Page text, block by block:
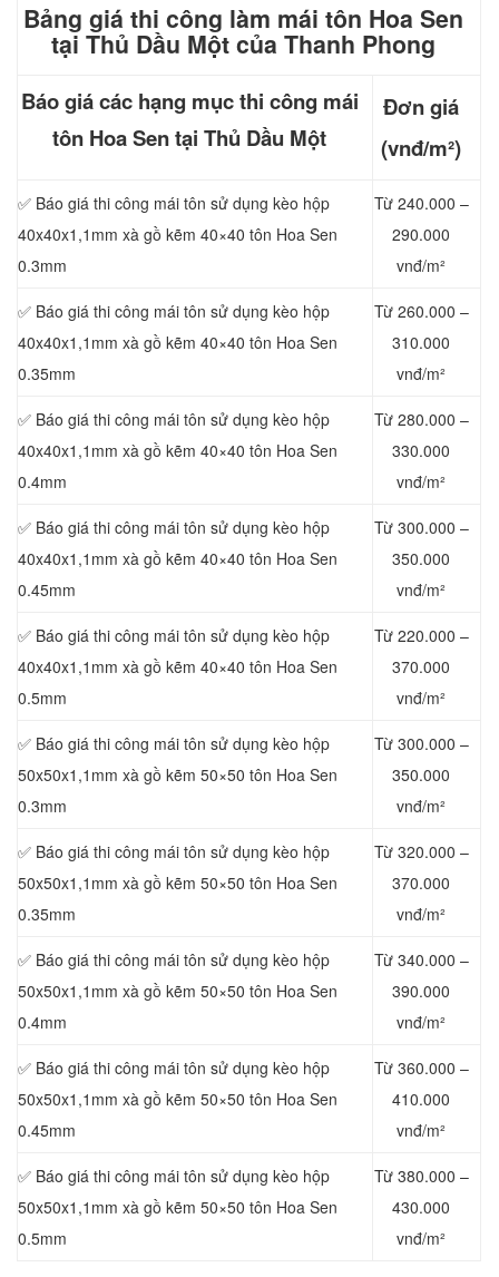
Bảng giá thi công làm mái tôn Hoa Sen
tại Thủ Dầu Một của Thanh Phong
Báo giá các hạng mục thi công mái
tôn Hoa Sen tại Thủ Dầu Một
Đơn giá
(vnđ/m²)
✅ Báo giá thi công mái tôn sử dụng kèo hộp
40x40x1,1mm xà gồ kẽm 40×40 tôn Hoa Sen
0.3mm
Từ 240.000 –
290.000
vnđ/m²
✅ Báo giá thi công mái tôn sử dụng kèo hộp
40x40x1,1mm xà gồ kẽm 40×40 tôn Hoa Sen
0.35mm
Từ 260.000 –
310.000
vnđ/m²
✅ Báo giá thi công mái tôn sử dụng kèo hộp
40x40x1,1mm xà gồ kẽm 40×40 tôn Hoa Sen
0.4mm
Từ 280.000 –
330.000
vnđ/m²
✅ Báo giá thi công mái tôn sử dụng kèo hộp
40x40x1,1mm xà gồ kẽm 40×40 tôn Hoa Sen
0.45mm
Từ 300.000 –
350.000
vnđ/m²
✅ Báo giá thi công mái tôn sử dụng kèo hộp
40x40x1,1mm xà gồ kẽm 40×40 tôn Hoa Sen
0.5mm
Từ 220.000 –
370.000
vnđ/m²
✅ Báo giá thi công mái tôn sử dụng kèo hộp
50x50x1,1mm xà gồ kẽm 50×50 tôn Hoa Sen
0.3mm
Từ 300.000 –
350.000
vnđ/m²
✅ Báo giá thi công mái tôn sử dụng kèo hộp
50x50x1,1mm xà gồ kẽm 50×50 tôn Hoa Sen
0.35mm
Từ 320.000 –
370.000
vnđ/m²
✅ Báo giá thi công mái tôn sử dụng kèo hộp
50x50x1,1mm xà gồ kẽm 50×50 tôn Hoa Sen
0.4mm
Từ 340.000 –
390.000
vnđ/m²
✅ Báo giá thi công mái tôn sử dụng kèo hộp
50x50x1,1mm xà gồ kẽm 50×50 tôn Hoa Sen
0.45mm
Từ 360.000 –
410.000
vnđ/m²
✅ Báo giá thi công mái tôn sử dụng kèo hộp
50x50x1,1mm xà gồ kẽm 50×50 tôn Hoa Sen
0.5mm
Từ 380.000 –
430.000
vnđ/m²